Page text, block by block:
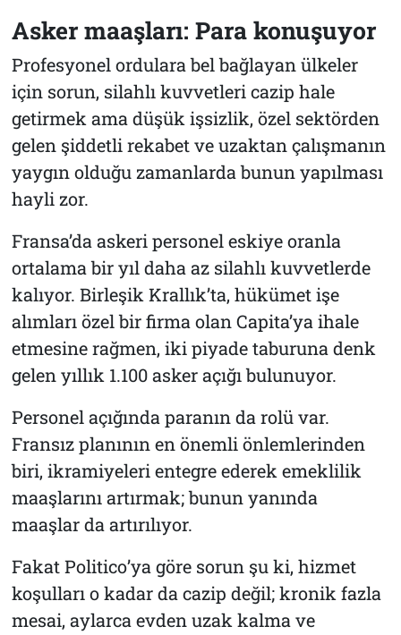
Asker maaşları: Para konuşuyor
Profesyonel ordulara bel bağlayan ülkeler
için sorun, silahlı kuvvetleri cazip hale
getirmek ama düşük işsizlik, özel sektörden
gelen şiddetli rekabet ve uzaktan çalışmanın
yaygın olduğu zamanlarda bunun yapılması
hayli zor.
Fransa’da askeri personel eskiye oranla
ortalama bir yıl daha az silahlı kuvvetlerde
kalıyor. Birleşik Krallık’ta, hükümet işe
alımları özel bir firma olan Capita’ya ihale
etmesine rağmen, iki piyade taburuna denk
gelen yıllık 1.100 asker açığı bulunuyor.
Personel açığında paranın da rolü var.
Fransız planının en önemli önlemlerinden
biri, ikramiyeleri entegre ederek emeklilik
maaşlarını artırmak; bunun yanında
maaşlar da artırılıyor.
FakatPolitico’ya göre sorun şu ki, hizmet
koşulları o kadar da cazip değil; kronik fazla
mesai, aylarca evden uzak kalma ve